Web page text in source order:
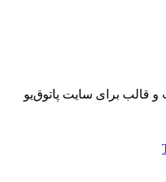
و قالب برای سایت پاتوق‌یو